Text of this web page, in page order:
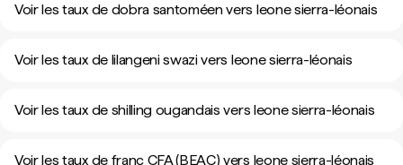
Voir les taux de dobra santoméen vers leone sierra-léonais
Voir les taux de lilangeni swazi vers leone sierra-léonais
Voir les taux de shilling ougandais vers leone sierra-léonais
Voir les taux de franc CFA (BEAC) vers leone sierra-léonais